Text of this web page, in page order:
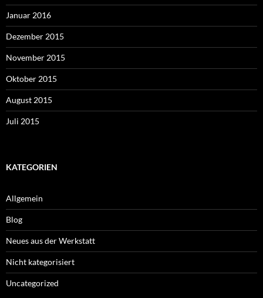
Januar 2016
Dezember 2015
November 2015
Oktober 2015
August 2015
Juli 2015
KATEGORIEN
Allgemein
Blog
Neues aus der Werkstatt
Nicht kategorisiert
Uncategorized